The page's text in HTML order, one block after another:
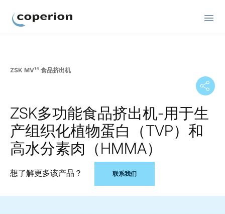
ZSK MV¹⁴ 食品挤出机
ZSK多功能食品挤出机-用于生
产组织化植物蛋白（TVP）和
高水分素肉（HMMA）
想了解更多该产品？ 联系我们